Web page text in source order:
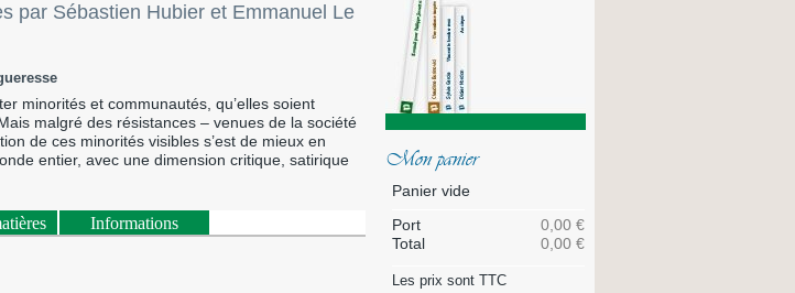
par Sébastien Hubier et Emmanuel Le
minorités et communautés, qu’elles soient
malgré des résistances – venues de la société
de ces minorités visibles s’est de mieux en
entier, avec une dimension critique, satirique
Informations
Mon panier
Panier vide
Port
0,00 €
Total
0,00 €
Les prix sont TTC